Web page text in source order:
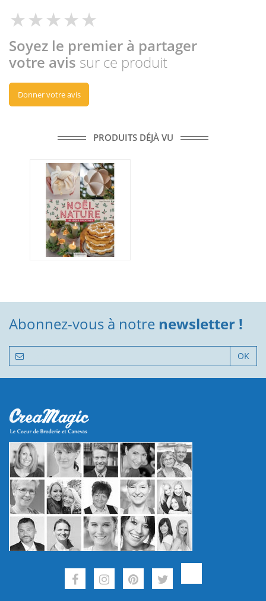
Soyez le premier à partager
votre avis sur ce produit
Donner votre avis
PRODUITS DÉJÀ VU
Abonnez-vous à notre newsletter !
OK